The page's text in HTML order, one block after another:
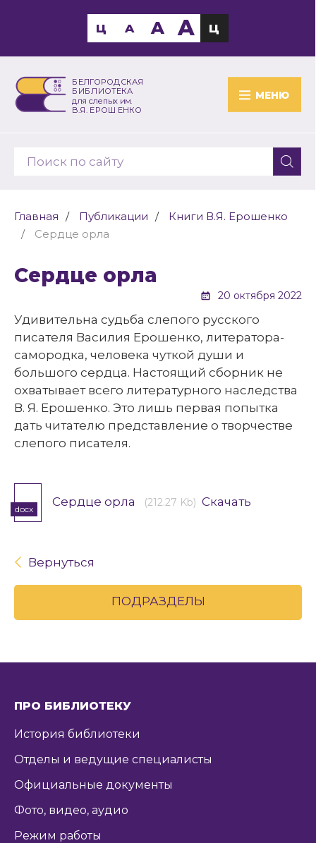
БЕЛГОРОДСКАЯ
БИБЛИОТЕКА
для слепых им.
В.Я. ЕРОШЕНКО
МЕНЮ
Ц A A A Ц
Главная Публикации
Книги В.Я. Ерошенко
Сердце орла
Сердце орла
20 октября 2022
Удивительна судьба слепого русского
писателя Василия Ерошенко, литератора-
самородка, человека чуткой души и
большого сердца. Настоящий сборник не
охватывает всего литературного наследства
В. Я. Ерошенко. Это лишь первая попытка
дать читателю представление о творчестве
слепого писателя.
docx
Сердце орла (212.27 Kb) Скачать
Вернуться
ПОДРАЗДЕЛЫ
ПРО БИБЛИОТЕКУ
История библиотеки
Отделы и ведущие специалисты
Официальные документы
Фото, видео, аудио
Режим работы